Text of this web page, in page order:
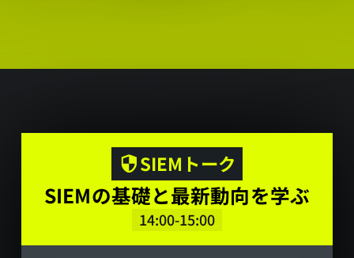
グ
略。
講
演
プ
ロ
SIEMトーク
SIEMの基礎と最新動向を学ぶ
14:00-15:00